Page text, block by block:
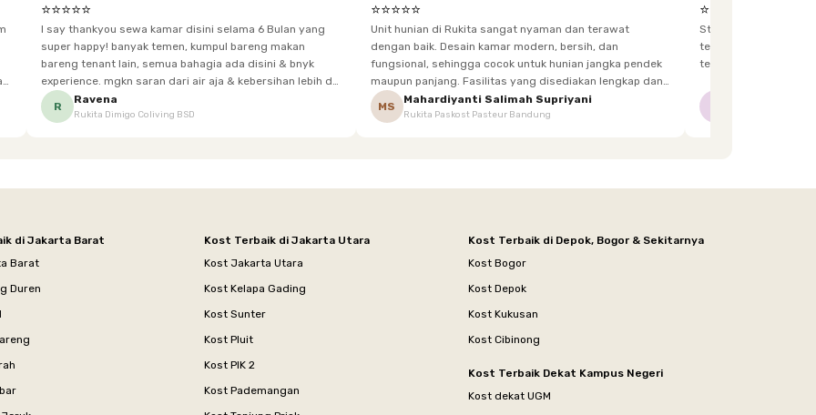
⭐⭐⭐⭐⭐
I say thankyou sewa kamar disini selama 6 Bulan yang
super happy! banyak temen, kumpul bareng makan
bareng tenant lain, semua bahagia ada disini & bnyk
experience. mgkn saran dari air aja & kebersihan lebih di
tingkatkan lagi. but, I love Rukita
R
Ravena
Rukita Dimigo Coliving BSD
⭐⭐⭐⭐⭐
Unit hunian di Rukita sangat nyaman dan terawat
dengan baik. Desain kamar modern, bersih, dan
fungsional, sehingga cocok untuk hunian jangka pendek
maupun panjang. Fasilitas yang disediakan lengkap dan
sesuai dengan kebutuhan penghuni, mulai dari furnitur,
area bersama, hingga akses yang mudah.
MS
Mahardiyanti Salimah Supriyani
Rukita Paskost Pasteur Bandung
⭐⭐⭐⭐⭐
Staff yg menjaga
terkadang lupa bawa kunci, dan sangat fast response.
di Jakarta Barat
Barat
Duren
Kost Terbaik di Jakarta Utara
Kost Jakarta Utara
Kost Kelapa Gading
Kost Sunter
Kost Pluit
Kost PIK 2
Kost Pademangan
Kost Terbaik di Depok, Bogor & Sekitarnya
Kost Bogor
Kost Depok
Kost Kukusan
Kost Cibinong
Kost Terbaik Dekat Kampus Negeri
Kost dekat UGM